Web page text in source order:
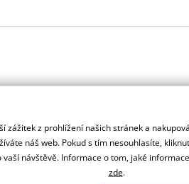
zážitek z prohlížení našich stránek a
náš web. Pokud s tím nesouhlasíte,
návštěvě. Informace o tom, jaké
zde.